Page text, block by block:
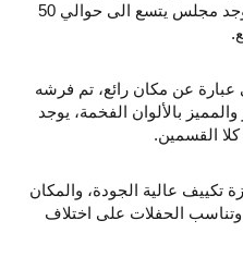
المتناسقة. أما في قسم النساء فيوجد مجلس يتسع الى حوالي 50
عبارة عن مكان رائع، تم فرشه
بالألوان الفخمة، يوجد
القسمين.
تكييف عالية الجودة، والمكان
الحفلات على اختلاف